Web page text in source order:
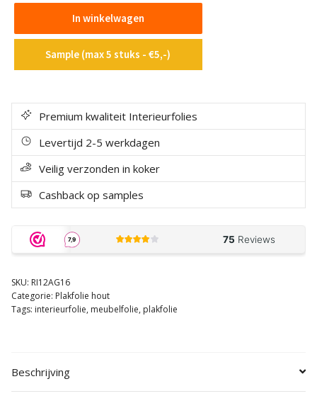
AG16
Cream
golden
In winkelwagen
Sample (max 5 stuks - €5,-)
Premium kwaliteit Interieurfolies
Levertijd 2-5 werkdagen
Veilig verzonden in koker
Cashback op samples
SKU: RI12AG16
Categorie: Plakfolie hout
Tags: interieurfolie, meubelfolie, plakfolie
Beschrijving